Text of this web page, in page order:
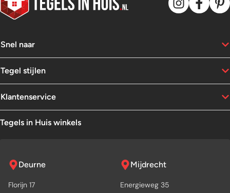
Snel naar
Tegel stijlen
Klantenservice
Tegels in Huis winkels
Deurne
Florijn 17
Mijdrecht
Energieweg 35